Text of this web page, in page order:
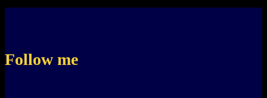
Follow me